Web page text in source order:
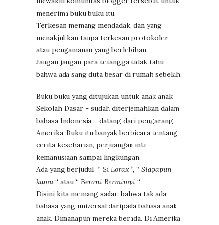
menerima buku buku itu.
Terkesan memang mendadak, dan yang
menakjubkan tanpa terkesan protokoler
atau pengamanan yang berlebihan.
Jangan jangan para tetangga tidak tahu
bahwa ada sang duta besar di rumah sebelah.
Buku buku yang ditujukan untuk anak anak
Sekolah Dasar – sudah diterjemahkan dalam
bahasa Indonesia – datang dari pengarang
Amerika. Buku itu banyak berbicara tentang
cerita keseharian, perjuangan inti
kemanusiaan sampai lingkungan.
Ada yang berjudul “ Si Lorax “, ” Siapapun
kamu “ atau “ Berani Bermimpi “.
Disini kita memang sadar, bahwa tak ada
bahasa yang universal daripada bahasa anak
anak. Dimanapun mereka berada. Di Amerika